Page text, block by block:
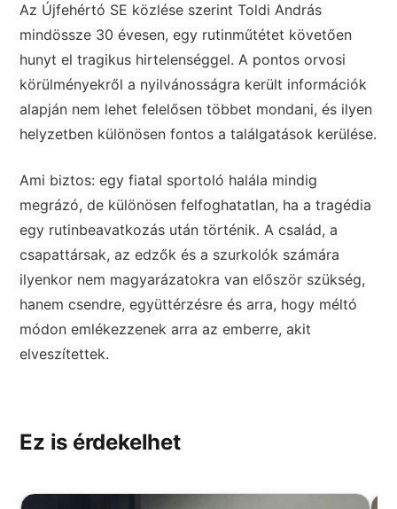
Az Újfehértó SE közlése szerint Toldi András
mindössze 30 évesen, egy rutinműtétet követően
hunyt el tragikus hirtelenséggel. A pontos orvosi
körülményekről a nyilvánosságra került információk
alapján nem lehet felelősen többet mondani, és ilyen
helyzetben különösen fontos a találgatások kerülése.
Ami biztos: egy fiatal sportoló halála mindig
megrázó, de különösen felfoghatatlan, ha a tragédia
egy rutinbeavatkozás után történik. A család, a
csapattársak, az edzők és a szurkolók számára
ilyenkor nem magyarázatokra van először szükség,
hanem csendre, együttérzésre és arra, hogy méltó
módon emlékezzenek arra az emberre, akit
elveszítettek.
Ez is érdekelhet